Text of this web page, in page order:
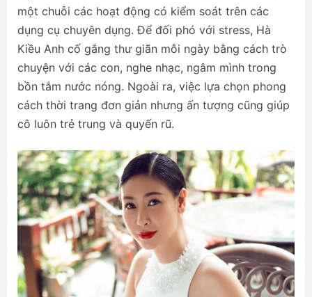
một chuỗi các hoạt động có kiểm soát trên các
dụng cụ chuyên dụng. Để đối phó với stress, Hà
Kiều Anh cố gắng thư giãn mỗi ngày bằng cách trò
chuyện với các con, nghe nhạc, ngâm mình trong
bồn tắm nước nóng. Ngoài ra, việc lựa chọn phong
cách thời trang đơn giản nhưng ấn tượng cũng giúp
cô luôn trẻ trung và quyến rũ.